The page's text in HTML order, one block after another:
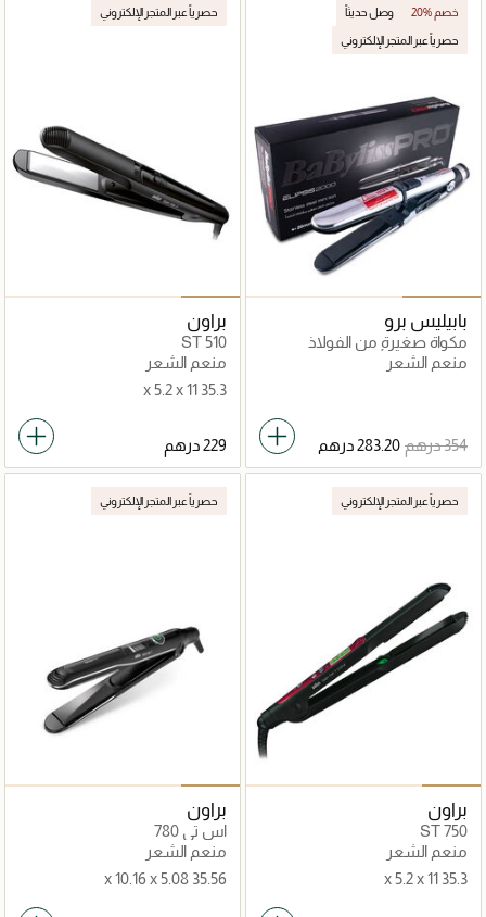
20% خصم وصل حديثاً
حصرياً عبر المتجر الإلكتروني
بابيليس برو
مكواة صغيرة من الفولاذ
المقاوم للصدأ من بابيليس برو
منعم الشعر
حصرياً عبر المتجر الإلكتروني
براون
ST 510
منعم الشعر
35.3 x 5.2 x 11
حصرياً عبر المتجر الإلكتروني
براون
ST 750
منعم الشعر
35.3 x 5.2 x 11
حصرياً عبر المتجر الإلكتروني
براون
اس تي 780
منعم الشعر
35.56 x 10.16 x 5.08